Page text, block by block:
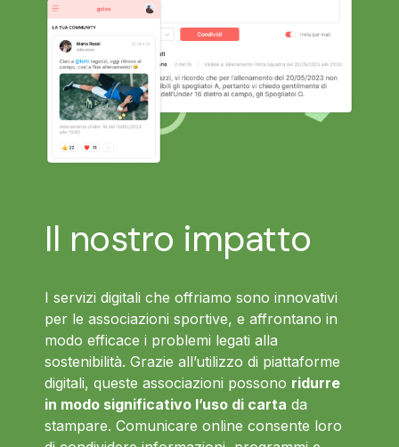
Il nostro impatto
I servizi digitali che offriamo sono innovativi
per le associazioni sportive, e affrontano in
modo efficace i problemi legati alla
sostenibilità. Grazie all’utilizzo di piattaforme
digitali, queste associazioni possono ridurre
in modo significativo l’uso di carta da
stampare. Comunicare online consente loro